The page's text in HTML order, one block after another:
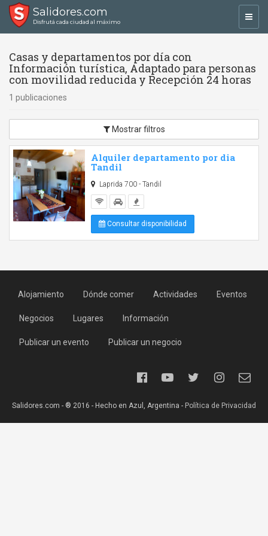
Salidores.com
Disfrutá cada ciudad al máximo
Casas y departamentos por día con
Información turística, Adaptado para personas
con movilidad reducida y Recepción 24 horas
1 publicaciones
Mostrar filtros
Alquiler departamento por dia
Tandil
Laprida 700 - Tandil
Consultar disponibilidad
Alojamiento Dónde comer Actividades Eventos
Negocios Lugares Información
Publicar un evento Publicar un negocio
Salidores.com - ® 2016 - Hecho en Azul, Argentina - Política de Privacidad